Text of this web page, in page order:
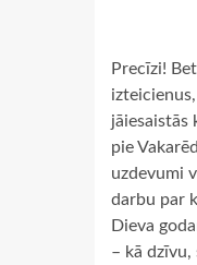
Precīzi!
jāiesaistās
pie
uzdevumi
darbu par
Dieva
– kā dzīvu,